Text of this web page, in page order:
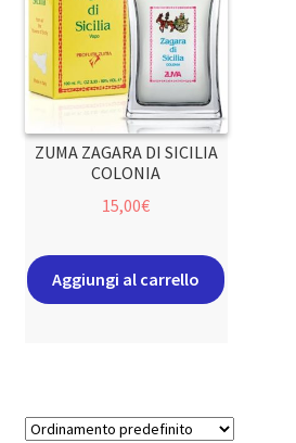
ZUMA ZAGARA DI SICILIA
COLONIA
15,00€
Aggiungi al carrello